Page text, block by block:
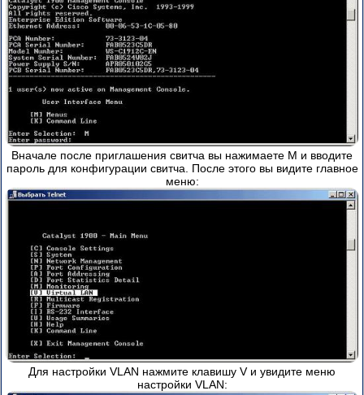
Вначале после приглашения свитча вы нажимаете M и вводите
пароль для конфигурации свитча. После этого вы видите главное
меню:
Для настройки VLAN нажмите клавишу V и увидите меню
настройки VLAN: